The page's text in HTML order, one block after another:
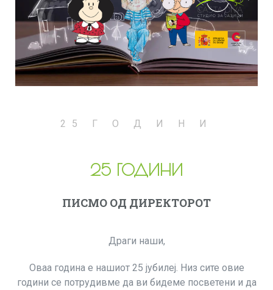
25 Г О Д И Н И
25 ГОДИНИ
ПИСМО ОД ДИРЕКТОРОТ
Драги наши,
Оваа година е нашиот 25 јубилеј. Низ сите овие
години се потрудивме да ви бидеме посветени и да